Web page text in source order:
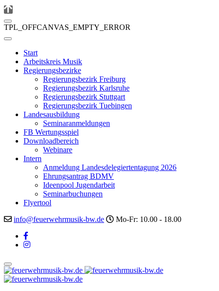
TPL_OFFCANVAS_EMPTY_ERROR
Start
Arbeitskreis Musik
Regierungsbezirke
Regierungsbezirk Freiburg
Regierungsbezirk Karlsruhe
Regierungsbezirk Stuttgart
Regierungsbezirk Tuebingen
Landesausbildung
Seminaranmeldungen
FB Wertungsspiel
Downloadbereich
Webinare
Intern
Anmeldung Landesdelegiertentagung 2026
Ehrungsantrag BDMV
Ideenpool Jugendarbeit
Seminarbuchungen
Flyertool
info@feuerwehrmusik-bw.de
Mo-Fr: 10.00 - 18.00